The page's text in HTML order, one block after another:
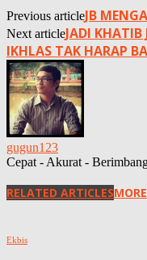
Previous articleJB
Next articleJADI
IKHLAS TAK HARAP
gugun123
Cepat - Akurat -
RELATED ARTICLES
Ekbis